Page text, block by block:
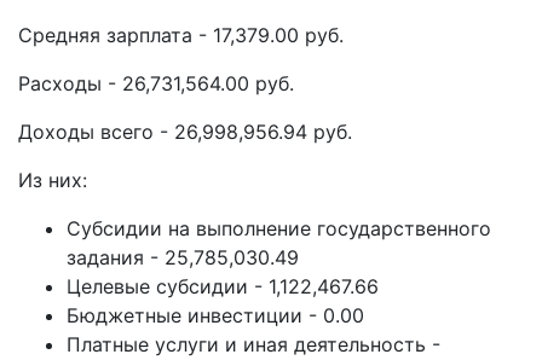
Средняя зарплата - 17,379.00 руб.
Расходы - 26,731,564.00 руб.
Доходы всего - 26,998,956.94 руб.
Из них:
Субсидии на выполнение государственного
задания - 25,785,030.49
Целевые субсидии - 1,122,467.66
Бюджетные инвестиции - 0.00
Платные услуги и иная деятельность -